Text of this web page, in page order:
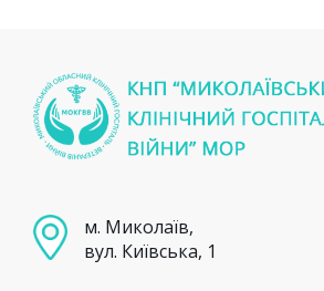
м. Миколаїв,
вул. Київська, 1